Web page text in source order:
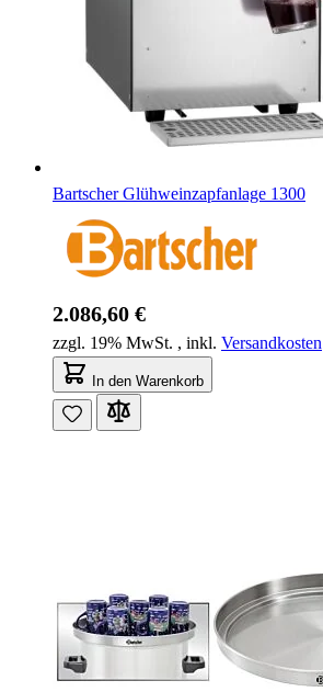
Bartscher Glühweinzapfanlage 1300
2.086,60 €
zzgl. 19% MwSt. , inkl. Versandkosten
In den Warenkorb